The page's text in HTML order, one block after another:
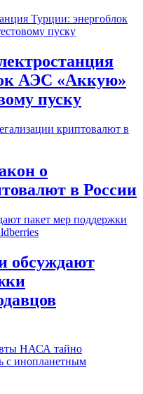
АЭС «Аккую»
пуску
о
в России
обсуждают